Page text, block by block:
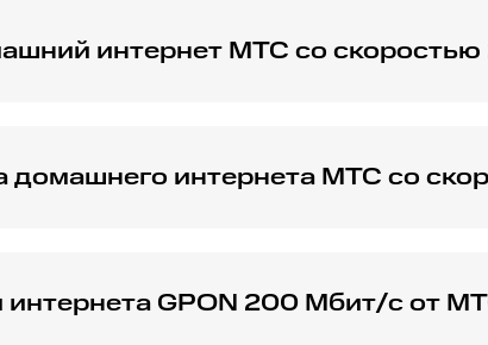
интернет МТС со
домашнего интернета МТС со
интернета GPON 200 Мбит/с от